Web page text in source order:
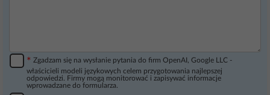
* Zgadzam się na wysłanie pytania do firm OpenAI, Google LLC -
właścicieli modeli językowych celem przygotowania najlepszej
odpowiedzi. Firmy mogą monitorować i zapisywać informacje
wprowadzane do formularza.